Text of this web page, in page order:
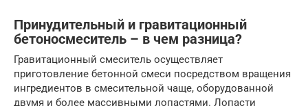
Принудительный и гравитационный
бетоносмеситель – в чем разница?
Гравитационный смеситель осуществляет
приготовление бетонной смеси посредством вращения
ингредиентов в смесительной чаще, оборудованной
двумя и более массивными лопастями. Лопасти